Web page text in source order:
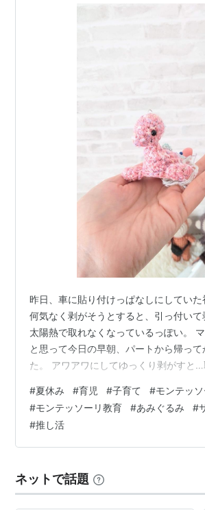
昨日、車に貼り付けっぱなしにしてい
何気なく剥がそうとすると、引っ付い
太陽熱で取れなくなっているっぽい。
と思って今日の早朝、パートから帰って
た。 アワアワにしてゆっくり剥がすと
んと注意書きもあったのにものぐさの結
車も綺麗になったので結果オーライ。 今
から子供分の負担は減るかと思ったが、
庭内ストーカーを受けている。 え、ま
行く。 サカモトデイズ展は2日前か…
#夏休み #育児 #子育て #モンテッソ
#モンテッソーリ教育 #あみぐるみ #
#推し活
ネットで話題